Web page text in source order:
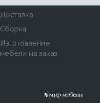
Доставка
Сборка
Изготовление
мебели на заказ